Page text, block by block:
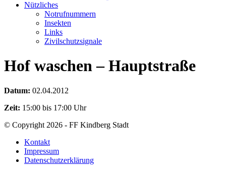
Nützliches
Notrufnummern
Insekten
Links
Zivilschutzsignale
Hof waschen – Hauptstraße
Datum: 02.04.2012
Zeit: 15:00 bis 17:00 Uhr
© Copyright 2026 - FF Kindberg Stadt
Kontakt
Impressum
Datenschutzerklärung